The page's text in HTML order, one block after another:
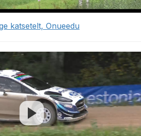
katsetelt, Onueedu